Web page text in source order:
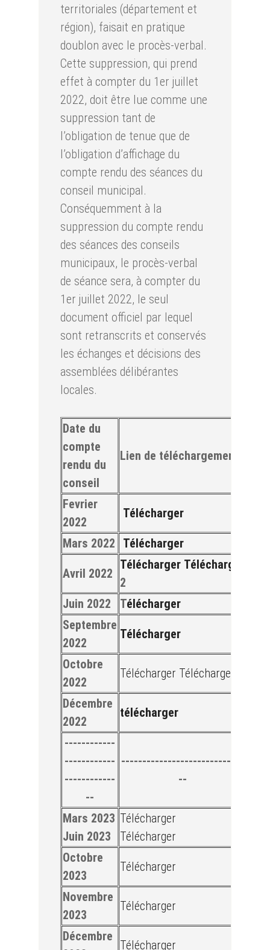
territoriales (département et
région), faisait en pratique
doublon avec le procès-verbal.
Cette suppression, qui prend
effet à compter du 1er juillet
2022, doit être lue comme une
suppression tant de
l’obligation de tenue que de
l’obligation d’affichage du
compte rendu des séances du
conseil municipal.
Conséquemment à la
suppression du compte rendu
des séances des conseils
municipaux, le procès-verbal
de séance sera, à compter du
1er juillet 2022, le seul
document officiel par lequel
sont retranscrits et conservés
les échanges et décisions des
assemblées délibérantes
locales.
Date du
compte
rendu du
conseil
Lien de téléchargement
Fevrier
2022
Télécharger
Mars 2022 Télécharger
Avril 2022
Télécharger Télécharger
2
Juin 2022 Télécharger
Septembre
2022
Télécharger
Octobre
2022
Télécharger Télécharger
Décembre
2022
télécharger
------------
------------
------------
--
-----------------------------
--
Mars 2023
Juin 2023
Télécharger
Télécharger
Octobre
2023
Télécharger
Novembre
2023
Télécharger
Décembre
Télécharger